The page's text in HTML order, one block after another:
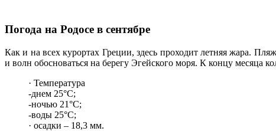
Погода на Родосе в сентябре
Как и на всех курортах Греции, здесь проходит летняя жара.
и волн обосноваться на берегу Эгейского моря. К концу месяца
· Температура
-днем 25°C;
-ночью 21°C;
-воды 25°C;
· осадки – 18,3 мм.